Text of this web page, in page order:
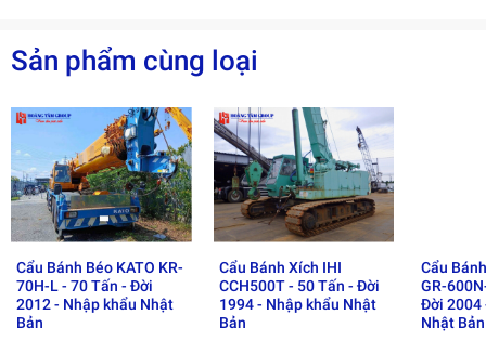
Hạng mục
Thông số
Model
J08E-VV
Công suất
159 kW
4. Ứng dụng và lợi thế
Phù hợp thi công dân dụng, nhà xưởng, công nghiệp
nhẹ đến trung bình
Thiết kế gọn, dễ vận hành, tiết kiệm chi phí vận hành
và bảo trì
Sản phẩm cùng loại
Cẩu Bánh Béo KATO KR-
70H-L - 70 Tấn - Đời
2012 - Nhập khẩu Nhật
Bản
Cẩu Bánh Xích IHI
CCH500T - 50 Tấn - Đời
1994 - Nhập khẩu Nhật
Bản
Cẩu
GR-
Đời 2004
Nhật Bản